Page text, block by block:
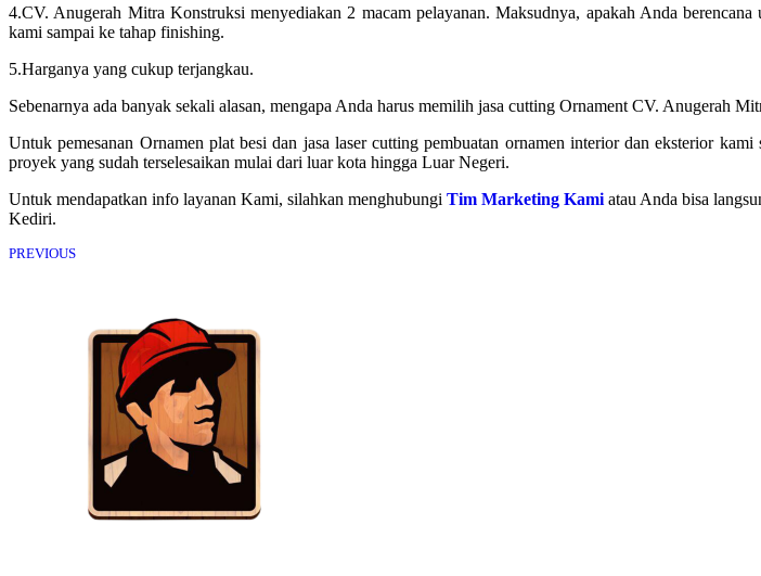
4.CV. Anugerah Mitra Konstruksi menyediakan 2 macam pelayanan. Maksudnya, apakah Anda
kami sampai ke tahap finishing.
5.Harganya yang cukup terjangkau.
Sebenarnya ada banyak sekali alasan, mengapa Anda harus memilih jasa cutting Ornament CV. Anugerah
Untuk pemesanan Ornamen plat besi dan jasa laser cutting pembuatan ornamen interior dan eksterior
proyek yang sudah terselesaikan mulai dari luar kota hingga Luar Negeri.
Untuk mendapatkan info layanan Kami, silahkan menghubungi Tim Marketing Kami atau Anda bisa
Kediri.
PREVIOUS